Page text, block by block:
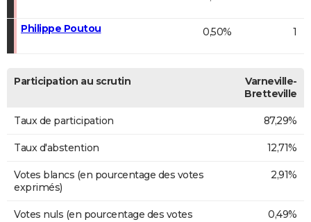
Philippe Poutou 0,50% 1
Participation au scrutin
Varneville-
Bretteville
Taux de participation 87,29%
Taux d'abstention 12,71%
Votes blancs (en pourcentage des votes
exprimés)
2,91%
Votes nuls (en pourcentage des votes
0,49%